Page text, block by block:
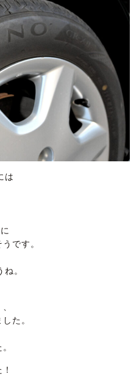
は
です。
。
た。